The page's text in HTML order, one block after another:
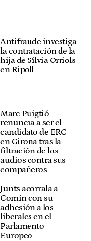
Antifraude investiga
la contratación de la
hija de Sílvia Orriols
en Ripoll
Marc Puigtió
renuncia a ser el
candidato de ERC
en Girona tras la
filtración de los
audios contra sus
compañeros
Junts acorrala a
Comín con su
adhesión a los
liberales en el
Parlamento
Europeo